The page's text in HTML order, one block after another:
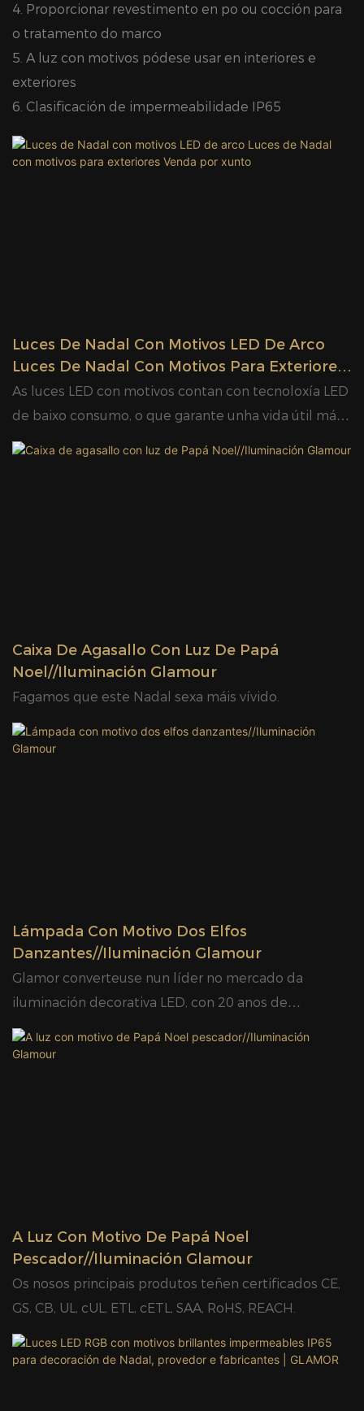
4. Proporcionar revestimento en po ou cocción para
o tratamento do marco
5. A luz con motivos pódese usar en interiores e
exteriores
6. Clasificación de impermeabilidade IP65
Luces De Nadal Con Motivos LED De Arco
Luces De Nadal Con Motivos Para Exteriores
Venda Por Xunto
As luces LED con motivos contan con tecnoloxía LED
de baixo consumo, o que garante unha vida útil máis
longa e un consumo significativamente menor de
LED con motivos garante que poidas obter os teus
produtos nun curto espazo de tempo, o que che
axuda a ocupar o mercado moi rapidamente.
Caixa De Agasallo Con Luz De Papá
Noel//Iluminación Glamour
Fagamos que este Nadal sexa máis vívido.
Lámpada Con Motivo Dos Elfos
Danzantes//Iluminación Glamour
Glamor converteuse nun líder no mercado da
iluminación decorativa LED, con 20 anos de
experiencia no sector, un excelente equipo de
deseño, traballadores talentosos e un rigoroso
A Luz Con Motivo De Papá Noel
Pescador//Iluminación Glamour
Os nosos principais produtos teñen certificados CE,
GS, CB, UL, cUL, ETL, cETL, SAA, RoHS, REACH.